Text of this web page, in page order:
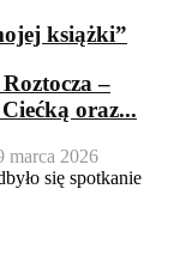
książki”
–
oraz...
marca 2026
się spotkanie